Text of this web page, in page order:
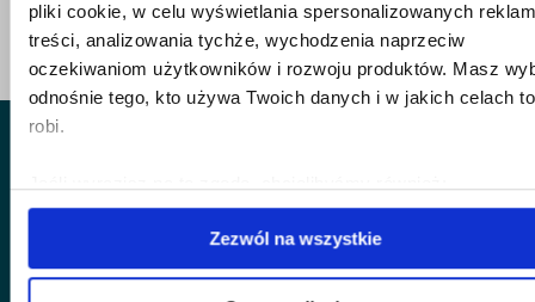
pliki cookie, w celu wyświetlania spersonalizowanych
treści, analizowania tychże, wychodzenia naprzeciw
oczekiwaniom użytkowników i rozwoju produktów. Masz
odnośnie tego, kto używa Twoich danych i w jakich celach to
robi.
geograficznej z dokładnością nawet do kilku metrów
Identyfikować Twoje urządzenie, aktywnie analizując
Zezwól na wszystkie
jesteśmy partnerem merytorycznym